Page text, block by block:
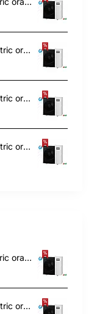
PUD-SHWM100YAA Mitsubishi Electric oras-vanduo išorinis įrenginys 10 kW
PUD-SHWM120YAA Mitsubishi Electric oras-vanduo išorinis įrenginys 12 kW
PUD-SHWM140YAA Mitsubishi Electric oras-vanduo išorinis įrenginys 14 kW
PUD-SHWM80YAA Mitsubishi Electric oras-vanduo išorinis įrenginys 8 kW
PUD-SHWM100YAA Mitsubishi Electric oras-vanduo išorinis įrenginys 10 kW